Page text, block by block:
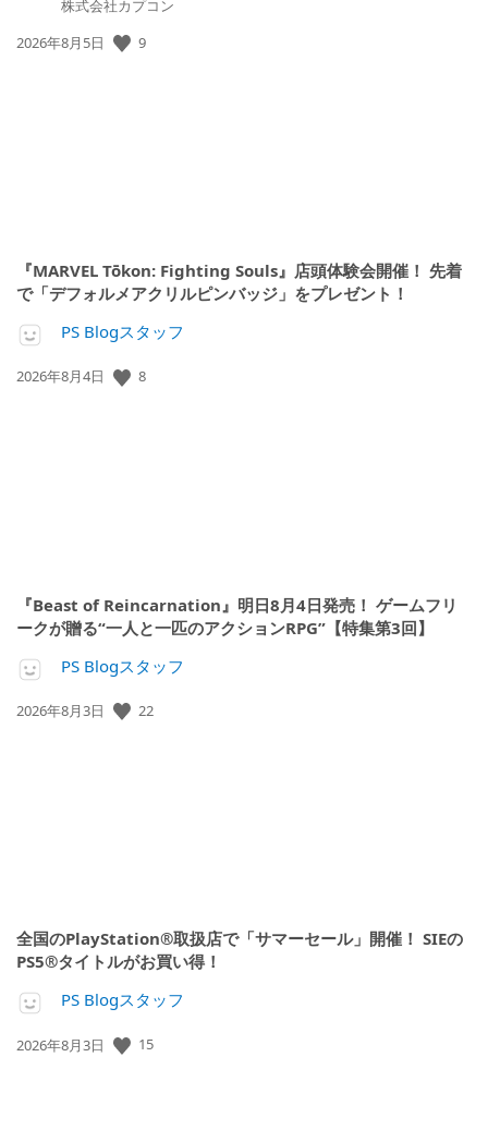
株式会社カプコン
公
2026年8月5日 9
『MARVEL Tōkon: Fighting Souls』店頭体験会開催！ 先着
で「デフォルメアクリルピンバッジ」をプレゼント！
PS Blogスタッフ
公
2026年8月4日 8
『Beast of Reincarnation』明日8月4日発売！ ゲームフリ
ークが贈る“一人と一匹のアクションRPG”【特集第3回】
PS Blogスタッフ
公
2026年8月3日 22
全国のPlayStation®取扱店で「サマーセール」開催！ SIEの
PS5®タイトルがお買い得！
PS Blogスタッフ
公
2026年8月3日 15